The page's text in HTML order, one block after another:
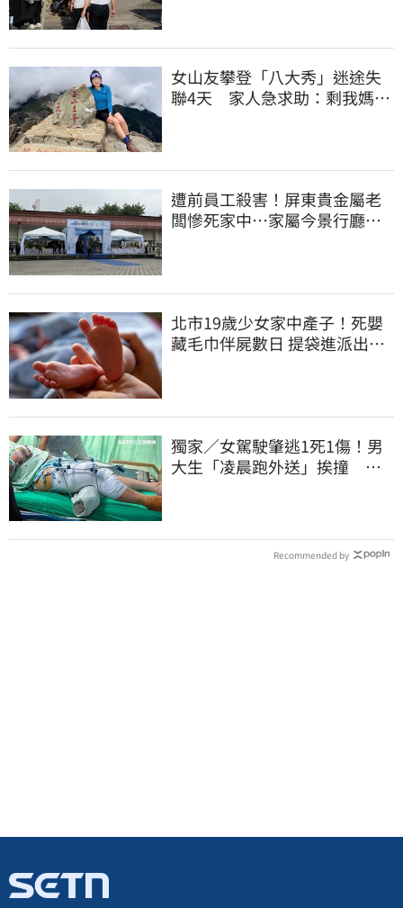
女山友攀登「八大秀」迷途失
聯4天 家人急求助：剩我媽還
遭前員工殺害！屏東貴金屬老
闆慘死家中…家屬今景行廳低
北市19歲少女家中產子！死嬰
藏毛巾伴屍數日 提袋進派出所
獨家／女駕駛肇逃1死1傷！男
大生「凌晨跑外送」挨撞 媽
Recommended by